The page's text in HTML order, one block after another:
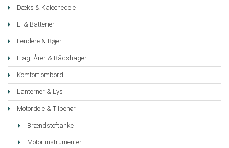
Dæks & Kalechedele
El & Batterier
Fendere & Bøjer
Flag, Årer & Bådshager
Komfort ombord
Lanterner & Lys
Motordele & Tilbehør
Brændstoftanke
Motor instrumenter